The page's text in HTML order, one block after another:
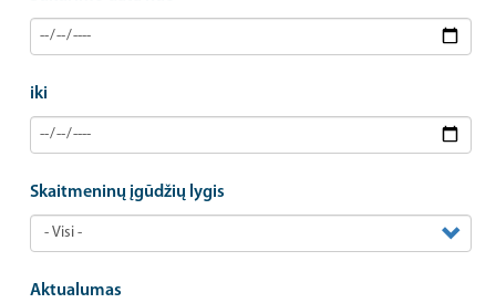
iki
Skaitmeninų įgūdžių lygis
Aktualumas